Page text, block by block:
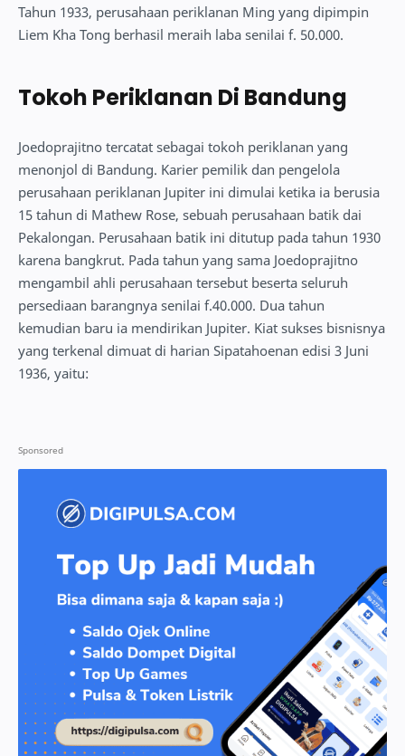
Tahun 1933, perusahaan periklanan Ming yang dipimpin
Liem Kha Tong berhasil meraih laba senilai f. 50.000.
Tokoh Periklanan Di Bandung
Joedoprajitno tercatat sebagai tokoh periklanan yang
menonjol di Bandung. Karier pemilik dan pengelola
perusahaan periklanan Jupiter ini dimulai ketika ia berusia
15 tahun di Mathew Rose, sebuah perusahaan batik dai
Pekalongan. Perusahaan batik ini ditutup pada tahun 1930
karena bangkrut. Pada tahun yang sama Joedoprajitno
mengambil ahli perusahaan tersebut beserta seluruh
persediaan barangnya senilai f.40.000. Dua tahun
kemudian baru ia mendirikan Jupiter. Kiat sukses bisnisnya
yang terkenal dimuat di harian Sipatahoenan edisi 3 Juni
1936, yaitu: